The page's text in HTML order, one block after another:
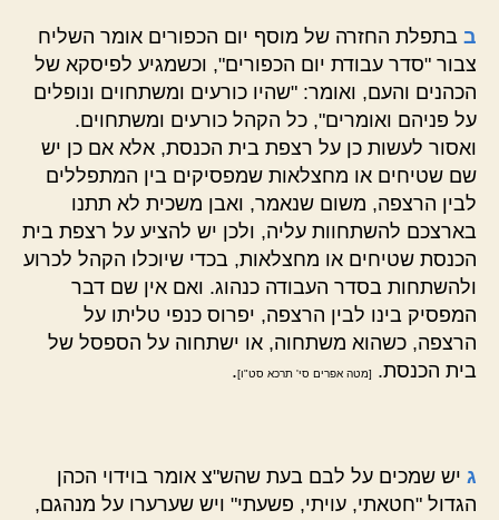
ב בתפלת החזרה של מוסף יום הכפורים אומר השליח
צבור "סדר עבודת יום הכפורים", וכשמגיע לפיסקא של
הכהנים והעם, ואומר: "שהיו כורעים ומשתחוים ונופלים
על פניהם ואומרים", כל הקהל כורעים ומשתחוים.
ואסור לעשות כן על רצפת בית הכנסת, אלא אם כן יש
שם שטיחים או מחצלאות שמפסיקים בין המתפללים
לבין הרצפה, משום שנאמר, ואבן משכית לא תתנו
בארצכם להשתחוות עליה, ולכן יש להציע על רצפת בית
הכנסת שטיחים או מחצלאות, בכדי שיוכלו הקהל לכרוע
ולהשתחות בסדר העבודה כנהוג. ואם אין שם דבר
המפסיק בינו לבין הרצפה, יפרוס כנפי טליתו על
הרצפה, כשהוא משתחוה, או ישתחוה על הספסל של
בית הכנסת.
[מטה אפרים סי' תרכא סט"ו].
ג יש שמכים על לבם בעת שהש"צ אומר בוידוי הכהן
הגדול "חטאתי, עויתי, פשעתי" ויש שערערו על מנהגם,